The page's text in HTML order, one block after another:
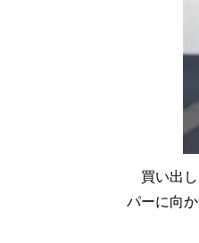
買い出し
パーに向か